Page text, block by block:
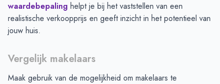
waardebepaling helpt je bij het vaststellen van een
realistische verkoopprijs en geeft inzicht in het potentieel van
jouw huis.
Vergelijk makelaars
Maak gebruik van de mogelijkheid om makelaars te